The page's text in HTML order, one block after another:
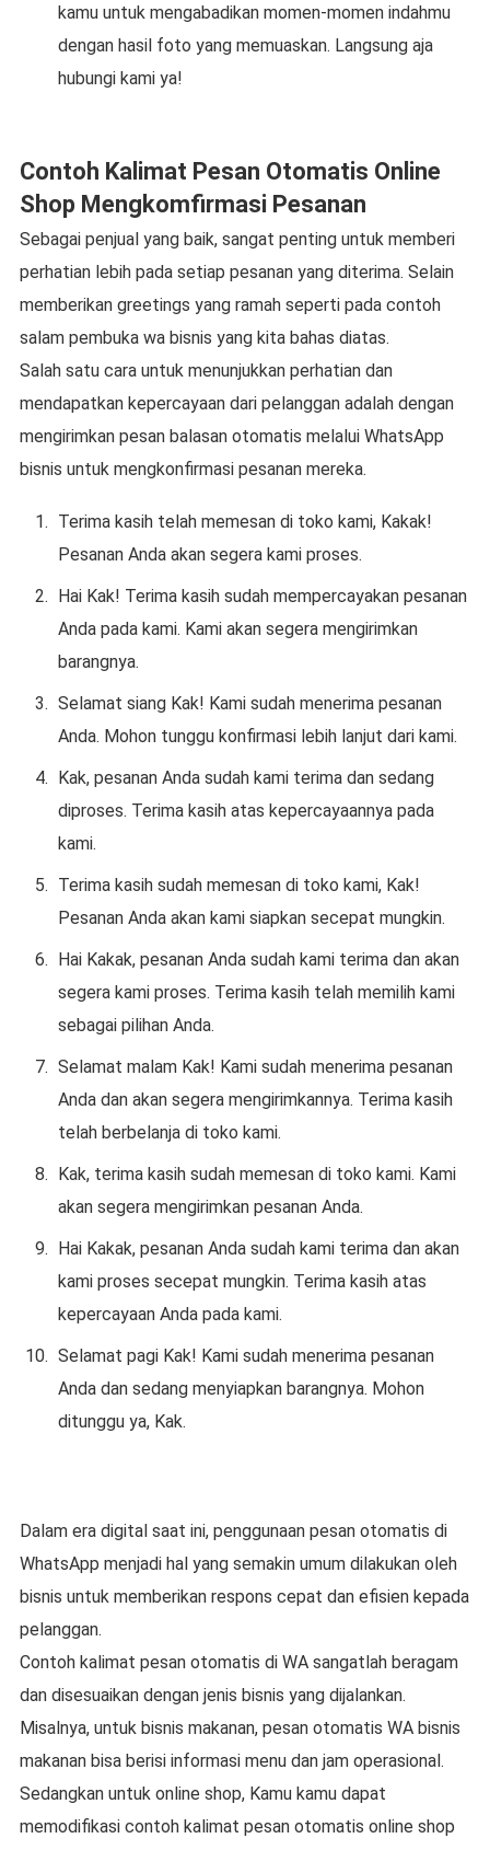
kamu untuk mengabadikan momen-momen indahmu
dengan hasil foto yang memuaskan. Langsung aja
hubungi kami ya!
Contoh Kalimat Pesan Otomatis Online
Shop Mengkomfirmasi Pesanan
Sebagai penjual yang baik, sangat penting untuk memberi
perhatian lebih pada setiap pesanan yang diterima. Selain
memberikan greetings yang ramah seperti pada contoh
salam pembuka wa bisnis yang kita bahas diatas.
Salah satu cara untuk menunjukkan perhatian dan
mendapatkan kepercayaan dari pelanggan adalah dengan
mengirimkan pesan balasan otomatis melalui WhatsApp
bisnis untuk mengkonfirmasi pesanan mereka.
Terima kasih telah memesan di toko kami, Kakak!
Pesanan Anda akan segera kami proses.
Hai Kak! Terima kasih sudah mempercayakan pesanan
Anda pada kami. Kami akan segera mengirimkan
barangnya.
Selamat siang Kak! Kami sudah menerima pesanan
Anda. Mohon tunggu konfirmasi lebih lanjut dari kami.
Kak, pesanan Anda sudah kami terima dan sedang
diproses. Terima kasih atas kepercayaannya pada
kami.
Terima kasih sudah memesan di toko kami, Kak!
Pesanan Anda akan kami siapkan secepat mungkin.
Hai Kakak, pesanan Anda sudah kami terima dan akan
segera kami proses. Terima kasih telah memilih kami
sebagai pilihan Anda.
Selamat malam Kak! Kami sudah menerima pesanan
Anda dan akan segera mengirimkannya. Terima kasih
telah berbelanja di toko kami.
Kak, terima kasih sudah memesan di toko kami. Kami
akan segera mengirimkan pesanan Anda.
Hai Kakak, pesanan Anda sudah kami terima dan akan
kami proses secepat mungkin. Terima kasih atas
kepercayaan Anda pada kami.
Selamat pagi Kak! Kami sudah menerima pesanan
Anda dan sedang menyiapkan barangnya. Mohon
ditunggu ya, Kak.
Dalam era digital saat ini, penggunaan pesan otomatis di
WhatsApp menjadi hal yang semakin umum dilakukan oleh
bisnis untuk memberikan respons cepat dan efisien kepada
pelanggan.
Contoh kalimat pesan otomatis di WA sangatlah beragam
dan disesuaikan dengan jenis bisnis yang dijalankan.
Misalnya, untuk bisnis makanan, pesan otomatis WA bisnis
makanan bisa berisi informasi menu dan jam operasional.
Sedangkan untuk online shop, Kamu kamu dapat
memodifikasi contoh kalimat pesan otomatis online shop